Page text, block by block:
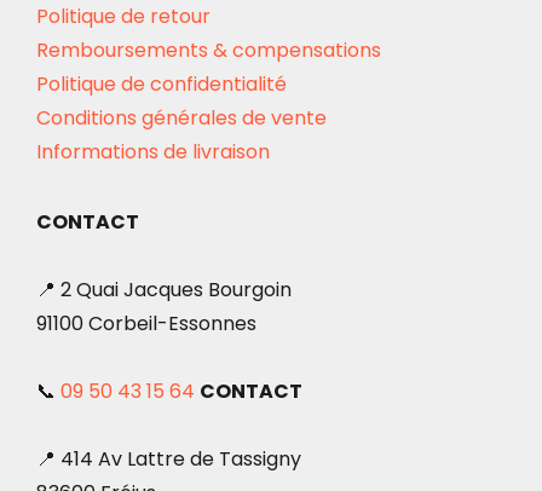
Politique de retour
Remboursements & compensations
Politique de confidentialité
Conditions générales de vente
Informations de livraison
CONTACT
📍 2 Quai Jacques Bourgoin
91100 Corbeil-Essonnes
📞 09 50 43 15 64 CONTACT
📍 414 Av Lattre de Tassigny